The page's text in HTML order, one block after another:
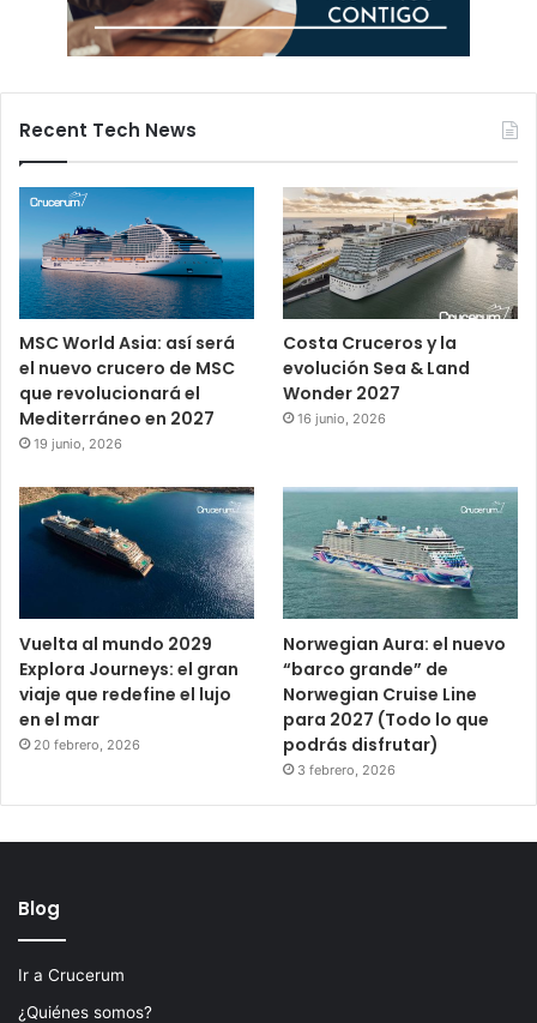
Recent Tech News
MSC World Asia: así será
el nuevo crucero de MSC
que revolucionará el
Mediterráneo en 2027
19 junio, 2026
Costa Cruceros y la
evolución Sea & Land
Wonder 2027
16 junio, 2026
Vuelta al mundo 2029
Explora Journeys: el gran
viaje que redefine el lujo
en el mar
20 febrero, 2026
Norwegian Aura: el nuevo
“barco grande” de
Norwegian Cruise Line
para 2027 (Todo lo que
podrás disfrutar)
3 febrero, 2026
Blog
Ir a Crucerum
¿Quiénes somos?